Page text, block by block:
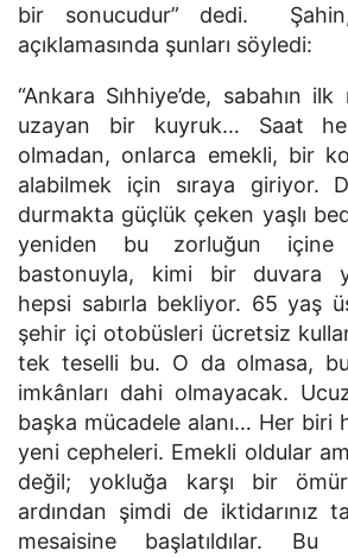
bir sonucudur” dedi. Şahin,
açıklamasında şunları söyledi:
“Ankara Sıhhiye’de, sabahın ilk
uzayan bir kuyruk… Saat
olmadan, onlarca emekli, bir
alabilmek için sıraya giriyor.
durmakta güçlük çeken yaşlı
yeniden bu zorluğun içine
bastonuyla, kimi bir duvara
hepsi sabırla bekliyor. 65 yaş
şehir içi otobüsleri ücretsiz
tek teselli bu. O da olmasa,
imkânları dahi olmayacak.
başka mücadele alanı… Her biri
yeni cepheleri. Emekli oldular
değil; yokluğa karşı bir
ardından şimdi de iktidarınız
mesaisine başlatıldılar. Bu